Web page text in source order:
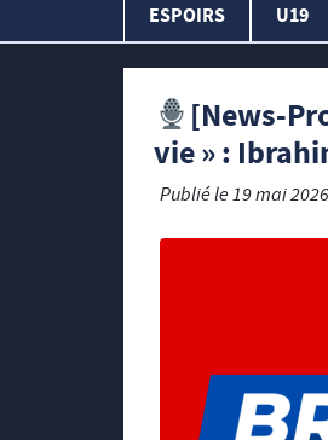
ESPOIRS U19
[News-
vie » :
Publié le19 mai 2026